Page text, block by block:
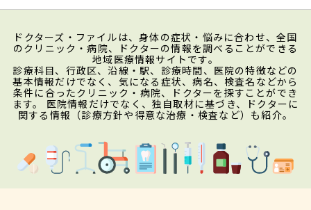
ドクターズ・ファイルは、身体の症状・悩みに合わせ、全国
のクリニック・病院、ドクターの情報を調べることができる
地域医療情報サイトです。
診療科目、行政区、沿線・駅、診療時間、医院の特徴などの
基本情報だけでなく、気になる症状、病名、検査名などから
条件に合ったクリニック・病院、ドクターを探すことができ
ます。 医院情報だけでなく、独自取材に基づき、ドクターに
関する情報（診療方針や得意な治療・検査など）も紹介。